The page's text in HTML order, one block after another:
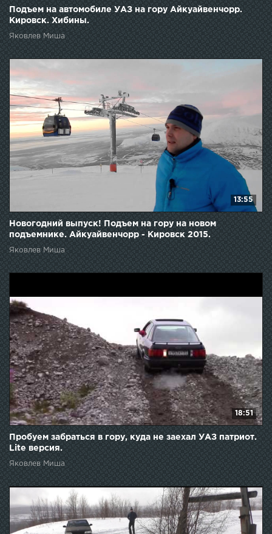
Подъем на автомобиле УАЗ на гору Айкуайвенчорр.
Кировск. Хибины.
Яковлев Миша
13:55
Новогодний выпуск! Подъем на гору на новом
подъемнике. Айкуайвенчорр - Кировск 2015.
Яковлев Миша
18:51
Пробуем забраться в гору, куда не заехал УАЗ патриот.
Lite версия.
Яковлев Миша